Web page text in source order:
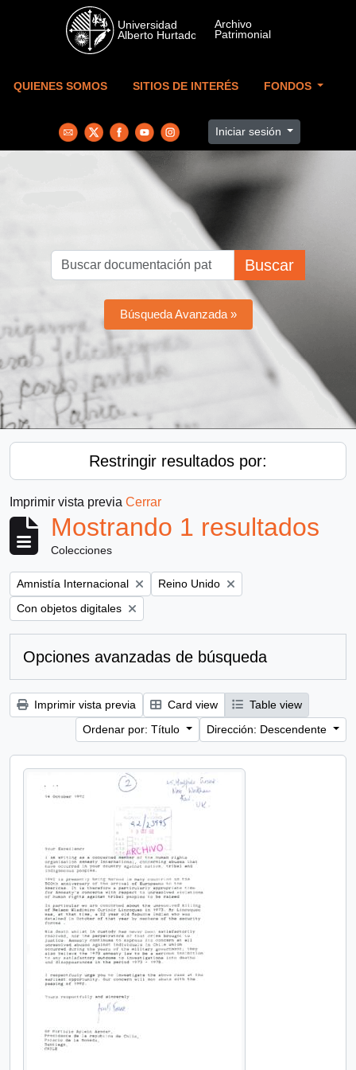
Skip to main content
QUIENES SOMOS SITIOS DE INTERÉS FONDOS
Iniciar sesión
Buscar
Búsqueda Avanzada »
Restringir resultados por:
Imprimir vista previa Cerrar
Mostrando 1 resultados
Colecciones
Remove filter:
Amnistía Internacional Remove filter:
Reino Unido
Remove filter:
Con objetos digitales
Opciones avanzadas de búsqueda
Imprimir vista previa Card view
Table view
Ordenar por: Título
Dirección: Descendente